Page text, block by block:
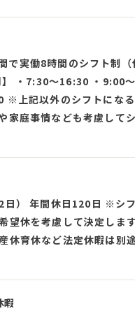
で実働8時間のシフト制（
】 ・7:30〜16:30 ・9:00
※上記以外のシフトにな
家庭事情なども考慮して
日） 年間休日120日 ※シ
望休を考慮して決定しま
休育休など法定休暇は別
暇